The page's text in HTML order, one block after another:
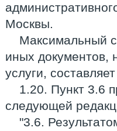
Москвы.
Максимальный
иных документов,
услуги,
1.20. Пункт 3.6
следующей
"3.6.